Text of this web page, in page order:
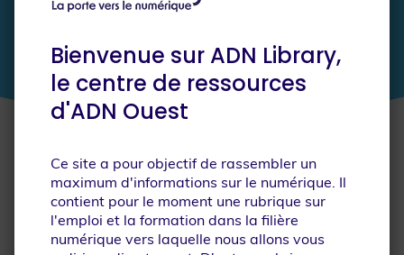
À LA UNE
Bienvenue sur ADN Library,
le centre de ressources
d'ADN Ouest
Ce site a pour objectif de rassembler un
maximum d'informations sur le numérique. Il
contient pour le moment une rubrique sur
l'emploi et la formation dans la filière
numérique vers laquelle nous allons vous